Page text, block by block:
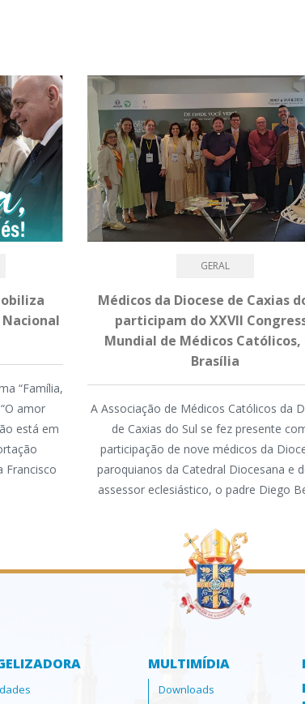
“Família,
amor
está em
Francisco
GERAL
Médicos da Diocese de Caxias
participam do XXVII
Mundial de Médicos Católicos,
Brasília
A Associação de Médicos Católicos da
de Caxias do Sul se fez presente
participação de nove médicos da
paroquianos da Catedral Diocesana e
assessor eclesiástico, o padre Diego
MULTIMÍDIA
Downloads